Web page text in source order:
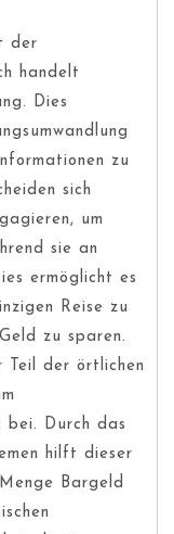
der
handelt
Dies
zu
sich
um
sie an
ermöglicht es
Reise zu
zu sparen.
Teil der örtlichen
bei. Durch das
hilft dieser
Bargeld